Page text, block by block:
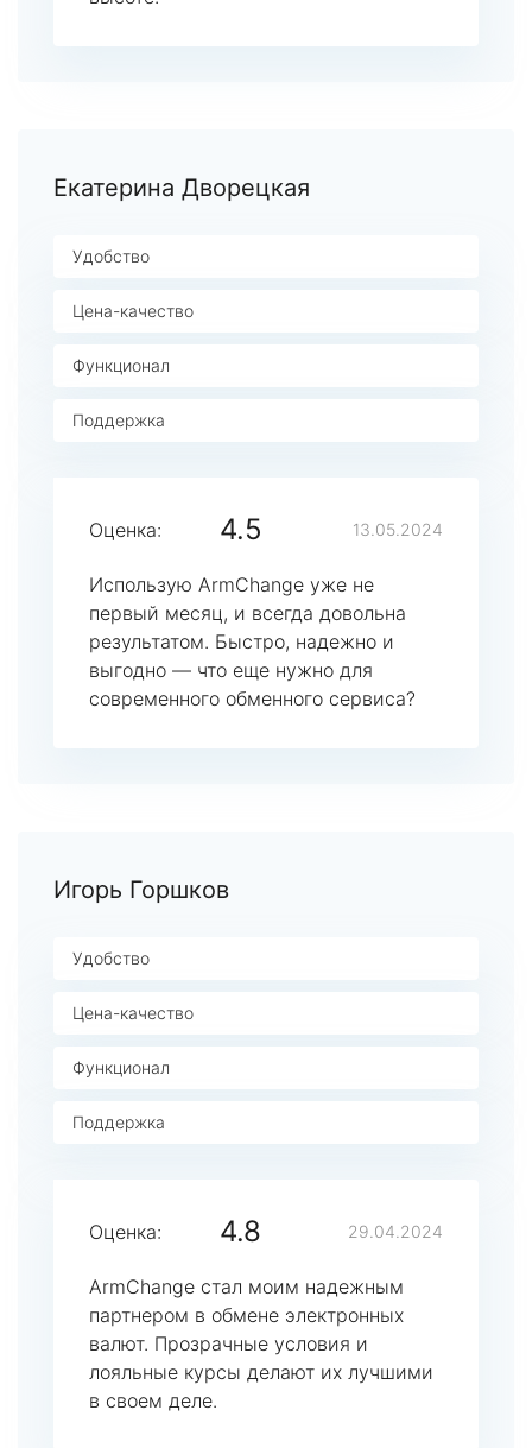
Екатерина Дворецкая
Удобство
Цена-качество
Функционал
Поддержка
Оценка: 4.5 13.05.2024
Использую ArmChange уже не
первый месяц, и всегда довольна
результатом. Быстро, надежно и
выгодно — что еще нужно для
современного обменного сервиса?
Игорь Горшков
Удобство
Цена-качество
Функционал
Поддержка
Оценка: 4.8 29.04.2024
ArmChange стал моим надежным
партнером в обмене электронных
валют. Прозрачные условия и
лояльные курсы делают их лучшими
в своем деле.